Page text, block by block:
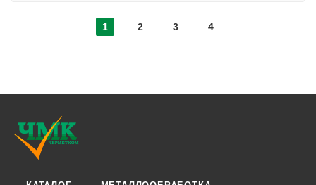
1 2 3 4